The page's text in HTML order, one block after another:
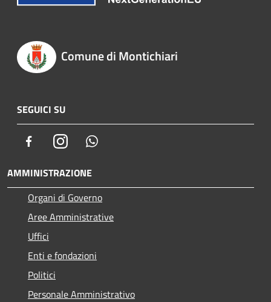
Comune di Montichiari
SEGUICI SU
FacebookInstagram
AMMINISTRAZIONE
Organi di Governo
Aree Amministrative
Uffici
Enti e fondazioni
Politici
Personale Amministrativo